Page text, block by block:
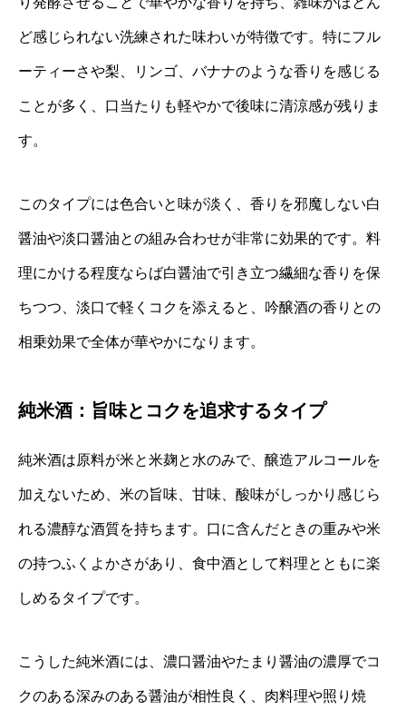
ど感じられない洗練された味わいが特徴です。特にフル
ーティーさや梨、リンゴ、バナナのような香りを感じる
ことが多く、口当たりも軽やかで後味に清涼感が残りま
す。
このタイプには色合いと味が淡く、香りを邪魔しない白
醤油や淡口醤油との組み合わせが非常に効果的です。料
理にかける程度ならば白醤油で引き立つ繊細な香りを保
ちつつ、淡口で軽くコクを添えると、吟醸酒の香りとの
相乗効果で全体が華やかになります。
純米酒：旨味とコクを追求するタイプ
純米酒は原料が米と米麹と水のみで、醸造アルコールを
加えないため、米の旨味、甘味、酸味がしっかり感じら
れる濃醇な酒質を持ちます。口に含んだときの重みや米
の持つふくよかさがあり、食中酒として料理とともに楽
しめるタイプです。
こうした純米酒には、濃口醤油やたまり醤油の濃厚でコ
クのある深みのある醤油が相性良く、肉料理や照り焼